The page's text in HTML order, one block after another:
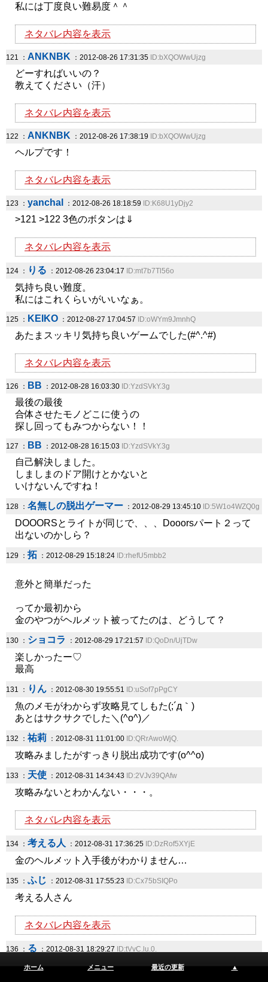
私には丁度良い難易度＾＾
ネタバレ内容を表示
121 ： ANKNBK ：2012-08-26 17:31:35 ID:bXQOWwUjzg
どーすればいいの？
教えてください（汗）
ネタバレ内容を表示
122 ： ANKNBK ：2012-08-26 17:38:19 ID:bXQOWwUjzg
ヘルプです！
ネタバレ内容を表示
123 ： yanchal ：2012-08-26 18:18:59 ID:K68U1yDjy2
>121 >122 3色のボタンは⇓
ネタバレ内容を表示
124 ： りる ：2012-08-26 23:04:17 ID:mt7b7Tl56o
気持ち良い難度。
私にはこれくらいがいいなぁ。
125 ： KEIKO ：2012-08-27 17:04:57 ID:oWYm9JmnhQ
あたまスッキリ気持ち良いゲームでした(#^.^#)
ネタバレ内容を表示
126 ： BB ：2012-08-28 16:03:30 ID:YzdSVkY.3g
最後の最後
合体させたモノどこに使うの
探し回ってもみつからない！！
127 ： BB ：2012-08-28 16:15:03 ID:YzdSVkY.3g
自己解決しました。
しましまのドア開けとかないと
いけないんですね！
128 ： 名無しの脱出ゲーマー ：2012-08-29 13:45:10 ID:5W1o4WZQ0g
DOOORSとライトが同じで、、、Dooorsパート２って
出ないのかしら？
129 ： 拓 ：2012-08-29 15:18:24 ID:rhefU5mbb2
意外と簡単だった
ってか最初から
金のやつがヘルメット被ってたのは、どうして？
130 ： ショコラ ：2012-08-29 17:21:57 ID:QoDn/UjTDw
楽しかったー♡
最高
131 ： りん ：2012-08-30 19:55:51 ID:uSof7pPgCY
魚のメモがわからず攻略見てしもた(;´д｀)
あとはサクサクでした＼(^o^)／
132 ： 祐莉 ：2012-08-31 11:01:00 ID:QRrAwoWjQ.
攻略みましたがすっきり脱出成功です(o^^o)
133 ： 天使 ：2012-08-31 14:34:43 ID:2VJv39QAfw
攻略みないとわかんない・・・。
ネタバレ内容を表示
134 ： 考える人 ：2012-08-31 17:36:25 ID:DzRof5XYjE
金のヘルメット入手後がわかりません…
135 ： ふじ ：2012-08-31 17:55:23 ID:Cx75bSIQPo
考える人さん
ネタバレ内容を表示
136 ： る ：2012-08-31 18:29:27 ID:tVvC.lu.0.
最後の組み合わせ方が分かりません。誰か教えてくださ
ホーム メニュー 最近の更新 ▲